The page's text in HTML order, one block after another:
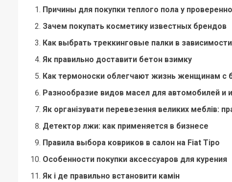
Причины для покупки теплого пола у
Зачем покупать косметику известных брендов
Как выбрать треккинговые палки в
Як правильно доставити бетон взимку
Как термоноски облегчают жизнь женщинам с
Разнообразие видов масел для автомобилей и
Як організувати перевезення великих меблів:
Детектор лжи: как применяется в бизнесе
Правила выбора ковриков в салон на Fiat Tipo
Особенности покупки аксессуаров для курения
Як і де правильно встановити камін